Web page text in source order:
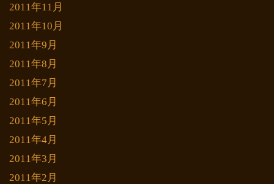
2011年11月
2011年10月
2011年9月
2011年8月
2011年7月
2011年6月
2011年5月
2011年4月
2011年3月
2011年2月